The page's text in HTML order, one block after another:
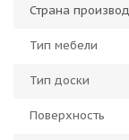
Страна
Тип мебели
Тип доски
Поверхность